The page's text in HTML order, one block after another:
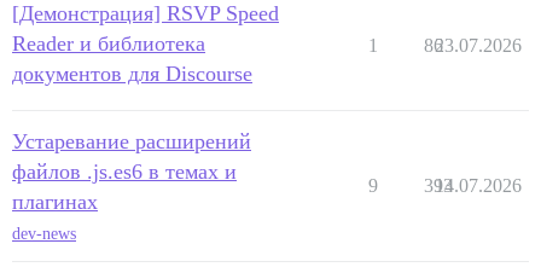
[Демонстрация] RSVP Speed
Reader и библиотека
документов для Discourse
1 8623.07.2026
Устаревание расширений
файлов .js.es6 в темах и
плагинах
dev-news
9 393
14.07.2026